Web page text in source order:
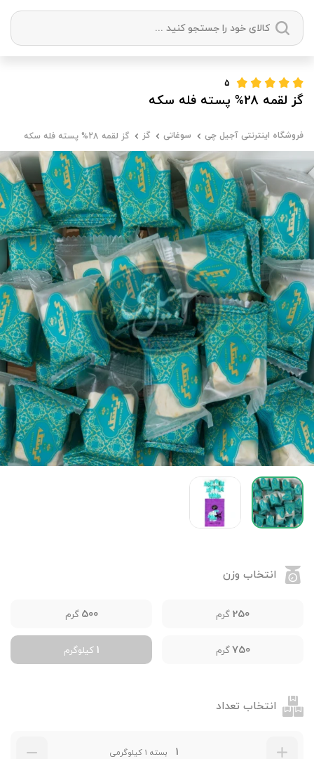
دسته بندی ها
میوه خشک
فروشگاه اینترنتی آجیل چی سوغاتی گز گز لقمه 28% پسته فله سکه
5
گز لقمه 28% پسته فله سکه
انتخاب وزن
250 گرم 500 گرم
750گرم 1 کیلوگرم
انتخاب تعداد
بسته 1 کیلوگرمی